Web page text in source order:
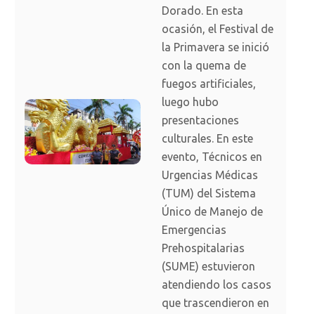
Dorado. En esta
ocasión, el Festival de
la Primavera se inició
con la quema de
fuegos artificiales,
luego hubo
presentaciones
culturales. En este
evento, Técnicos en
Urgencias Médicas
(TUM) del Sistema
Único de Manejo de
Emergencias
Prehospitalarias
(SUME) estuvieron
atendiendo los casos
que trascendieron en